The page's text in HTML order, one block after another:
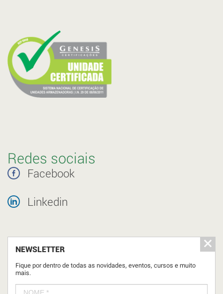
Redes sociais
Facebook
Linkedin
NEWSLETTER
Fique por dentro de todas as novidades, eventos, cursos e muito
mais.